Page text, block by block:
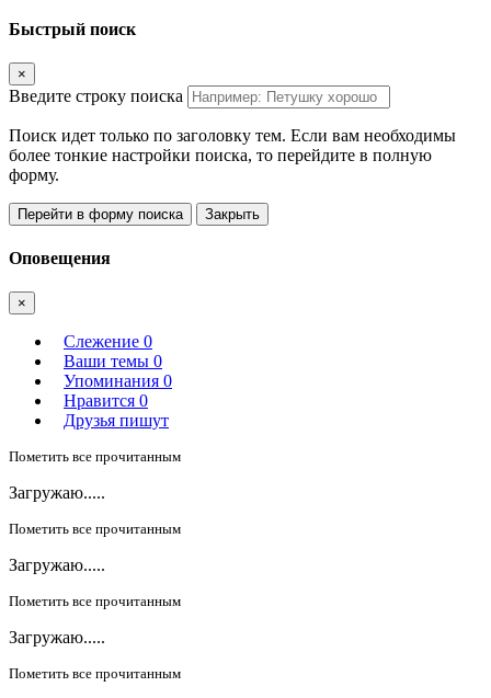
Быстрый поиск
×
Введите строку поиска
Поиск идет только по заголовку тем. Если вам необходимы
более тонкие настройки поиска, то перейдите в полную
форму.
Перейти в форму поиска Закрыть
Оповещения
×
Слежение 0
Ваши темы 0
Упоминания 0
Нравится 0
Друзья пишут
Пометить все прочитанным
Загружаю.....
Пометить все прочитанным
Загружаю.....
Пометить все прочитанным
Загружаю.....
Пометить все прочитанным